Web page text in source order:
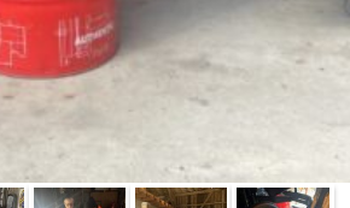
Présentation 11
Présentation 15 six
Evolution 7 et 11 -
1934/1941